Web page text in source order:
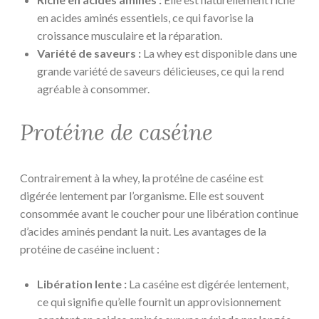
en acides aminés essentiels, ce qui favorise la
croissance musculaire et la réparation.
Variété de saveurs : La whey est disponible dans une
grande variété de saveurs délicieuses, ce qui la rend
agréable à consommer.
Protéine de caséine
Contrairement à la whey, la protéine de caséine est
digérée lentement par l’organisme. Elle est souvent
consommée avant le coucher pour une libération continue
d’acides aminés pendant la nuit. Les avantages de la
protéine de caséine incluent :
Libération lente : La caséine est digérée lentement,
ce qui signifie qu’elle fournit un approvisionnement